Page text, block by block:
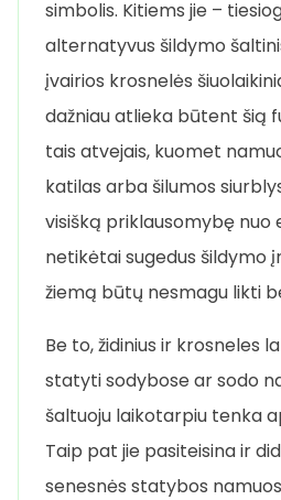
simbolis. Kitiems jie –
alternatyvus šildymo
įvairios krosnelės
dažniau atlieka būtent šią
tais atvejais, kuomet
katilas arba šilumos
visišką priklausomybę nuo
netikėtai sugedus šildymo
žiemą būtų nesmagu likti
Be to, židinius ir krosneles
statyti sodybose ar sodo
šaltuoju laikotarpiu tenka
Taip pat jie pasiteisina ir
senesnės statybos